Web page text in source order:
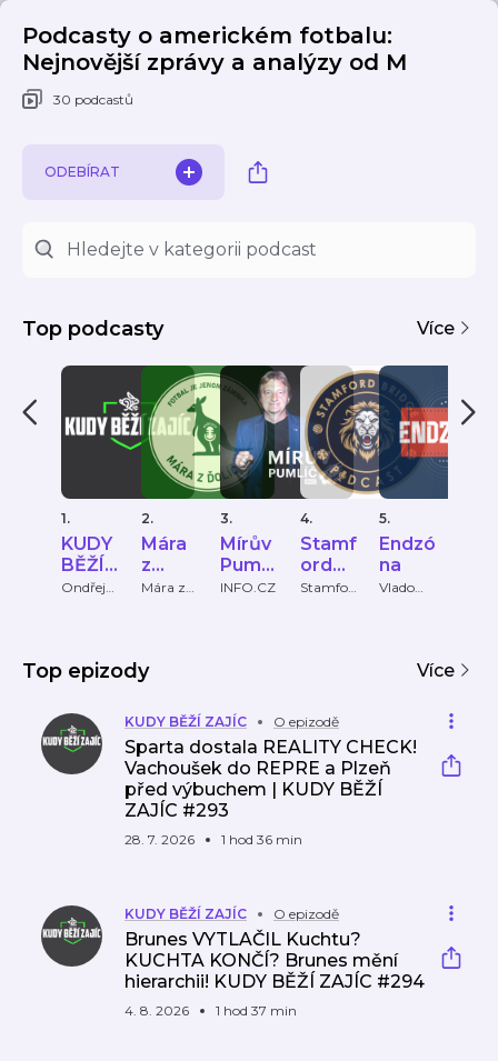
Podcasty o americkém fotbalu:
Nejnovější zprávy a analýzy od M
30 podcastů
ODEBÍRAT
Top podcasty Více
1.
KUDY
BĚŽÍ
ZAJÍC
Ondřej
2.
Mára
z
Ďolíčk
Mára z
3.
Mírův
Pumlí
č
INFO.CZ
4.
Stamf
ord
Bridg
Stamfor
5.
Endzó
na
Vlado
Top epizody Více
KUDY BĚŽÍ ZAJÍC O epizodě
Sparta dostala REALITY CHECK!
Vachoušek do REPRE a Plzeň
před výbuchem | KUDY BĚŽÍ
ZAJÍC #293
28. 7. 2026 1 hod 36 min
KUDY BĚŽÍ ZAJÍC O epizodě
Brunes VYTLAČIL Kuchtu?
KUCHTA KONČÍ? Brunes mění
hierarchii! KUDY BĚŽÍ ZAJÍC #294
4. 8. 2026 1 hod 37 min